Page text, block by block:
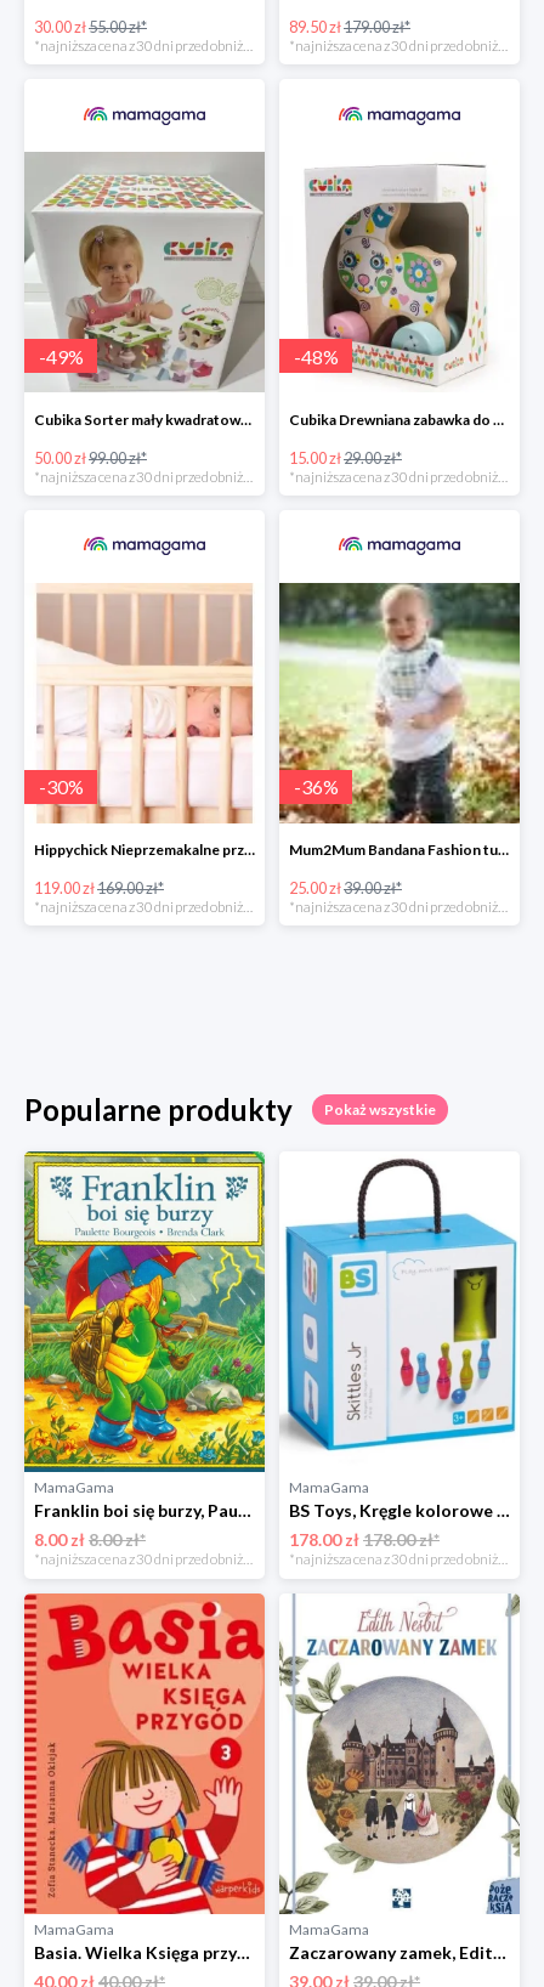
30.00 zł55.00 zł*
*najniższa cena z 30 dni przed obniżką
89.50 zł179.00 zł*
*najniższa cena z 30 dni przed obniżką
-49%
Cubika Sorter mały kwadratowy -50%
50.00 zł99.00 zł*
-48%
Cubika Drewniana zabawka do ciągnięcia Zajączek -48%
15.00 zł29.00 zł*
-30%
Hippychick Nieprzemakalne prześcieradło z gumką -30%
119.00 zł169.00 zł*
*najniższa cena z 30 dni przed obniżką
-36%
Mum2Mum Bandana Fashion turkusowa w muffiny -36%
25.00 zł39.00 zł*
*najniższa cena z 30 dni przed obniżką
Popularne produkty Pokaż wszystkie
MamaGama
Franklin boi się burzy, Paulette Bourgeois, Brenda Clark Wydawnictwo debit
8.00 zł8.00 zł*
MamaGama
BS Toys, Kręgle kolorowe Bs toys
178.00 zł178.00 zł*
MamaGama
Basia. Wielka Księga przygód. Część 3, Marianna Oklejak, Zofia Stanecka Wydawnictwo egmont
40.00 zł40.00 zł*
MamaGama
Zaczarowany zamek, Edith Nesbit Wydawnictwo muchomor
39.00 zł39.00 zł*